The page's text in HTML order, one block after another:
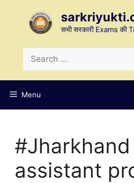
सभी सरकारी Exams की
for:
Menu
#Jharkhand
assistant